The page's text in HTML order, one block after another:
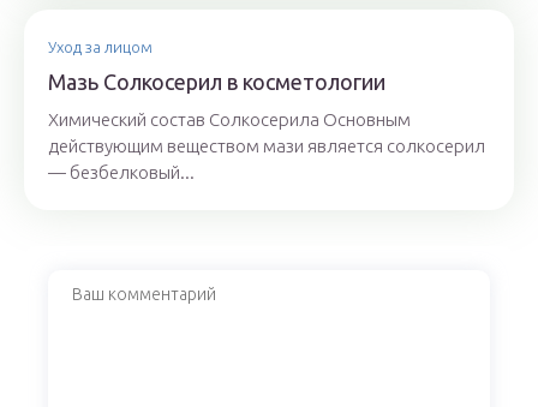
Уход за лицом
Мазь Солкосерил в косметологии
Химический состав Солкосерила Основным
действующим веществом мази является солкосерил
— безбелковый...